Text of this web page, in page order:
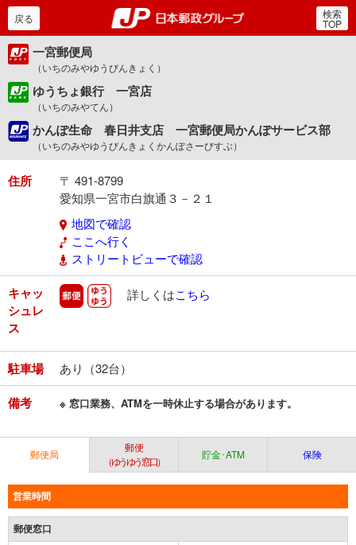
郵便局・日本郵政グルー
戻る 検索
TOP
一宮郵便局
（いちのみやゆうびんきょく）
ゆうちょ銀行 一宮店
（いちのみやてん）
かんぽ生命 春日井支店 一宮郵便局かんぽサービス部
（いちのみやゆうびんきょくかんぽさーびすぶ）
住所
〒 491-8799
愛知県一宮市白旗通３－２１
地図で確認
ここへ行く
ストリートビューで確認
キャッ
シュレ
ス
郵便 ゆうゆう
詳しくはこちら
駐車場 あり（32台）
備考 ※ 窓口業務、ATMを一時休止する場合があります。
郵便局
郵便
（ゆうゆう窓口）
貯金･ATM 保険
営業時間
郵便窓口